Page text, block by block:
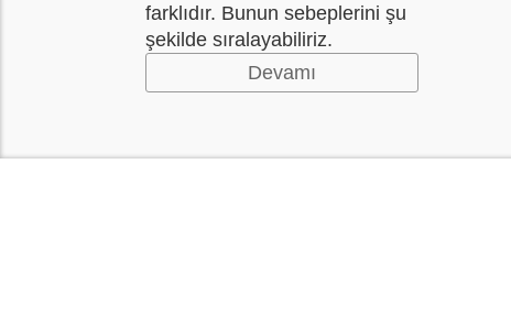
farklıdır. Bunun sebeplerini şu
şekilde sıralayabiliriz.
Devamı